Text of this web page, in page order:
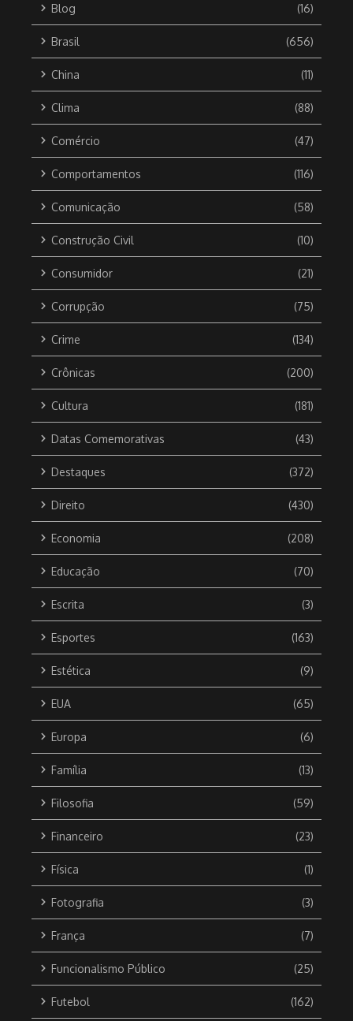
Blog (16)
Brasil (656)
China (11)
Clima (88)
Comércio (47)
Comportamentos (116)
Comunicação (58)
Construção Civil (10)
Consumidor (21)
Corrupção (75)
Crime (134)
Crônicas (200)
Cultura (181)
Datas Comemorativas (43)
Destaques (372)
Direito (430)
Economia (208)
Educação (70)
Escrita (3)
Esportes (163)
Estética (9)
EUA (65)
Europa (6)
Família (13)
Filosofia (59)
Financeiro (23)
Física (1)
Fotografia (3)
França (7)
Funcionalismo Público (25)
Futebol (162)